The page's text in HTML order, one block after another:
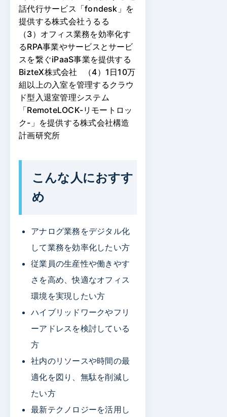
話代行サービス「fondesk」を
提供する株式会社うるる
（3）オフィス業務を効率化す
るRPA事業やサービスとサービ
スを繋ぐiPaaS事業を提供する
BizteX株式会社 （4）1日10万
組以上の入室を管理するクラウ
ド型入退室管理システム
「RemoteLOCK-リモートロッ
ク-」を提供する株式会社構造
計画研究所
こんな人におすす
め
アナログ業務をデジタル化
して業務を効率化したい方
従業員の生産性や働きやす
さを高め、快適なオフィス
環境を実現したい方
ハイブリッドワークやフリ
ーアドレスを検討している
方
社内のリソースや時間の最
適化を図り、無駄を削減し
たい方
最新テクノロジーを活用し